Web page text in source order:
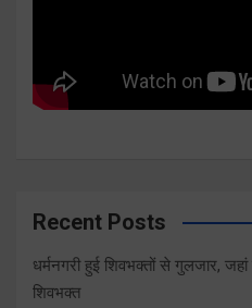
Recent Posts
धर्मनगरी हुई शिवभक्तों से गुलजार,
शिवभक्त